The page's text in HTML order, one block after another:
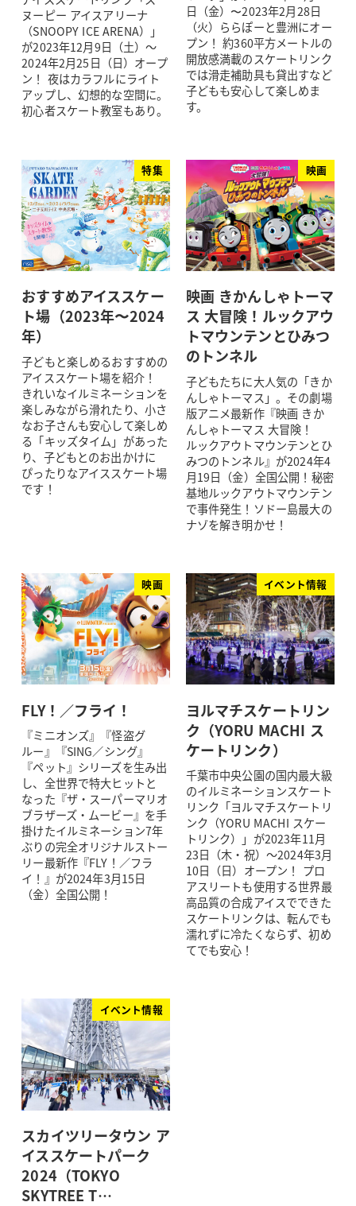
ヌーピー アイスアリーナ
（SNOOPY ICE ARENA）」
が2023年12月9日（土）～
2024年2月25日（日）オープ
ン！ 夜はカラフルにライト
アップし、幻想的な空間に。
初心者スケート教室もあり。
日（金）〜2023年2月28日
（火）ららぽーと豊洲にオー
プン！ 約360平方メートルの
開放感満載のスケートリンク
では滑走補助具も貸出すなど
子どもも安心して楽しめま
す。
特集
おすすめアイススケー
ト場（2023年〜2024
年）
子どもと楽しめるおすすめの
アイススケート場を紹介！
きれいなイルミネーションを
楽しみながら滑れたり、小さ
なお子さんも安心して楽しめ
る「キッズタイム」があった
り、子どもとのお出かけに
ぴったりなアイススケート場
です！
映画
映画 きかんしゃトーマ
ス 大冒険！ルックアウ
トマウンテンとひみつ
のトンネル
子どもたちに大人気の「きか
んしゃトーマス」。その劇場
版アニメ最新作『映画 きか
んしゃトーマス 大冒険！
ルックアウトマウンテンとひ
みつのトンネル』が2024年4
月19日（金）全国公開！秘密
基地ルックアウトマウンテン
で事件発生！ソドー島最大の
ナゾを解き明かせ！
映画
FLY！／フライ！
『ミニオンズ』『怪盗グ
ルー』『SING／シング』
『ペット』シリーズを生み出
し、全世界で特大ヒットと
なった『ザ・スーパーマリオ
ブラザーズ・ムービー』を手
掛けたイルミネーション7年
ぶりの完全オリジナルストー
リー最新作『FLY！／フラ
イ！』が2024年3月15日
（金）全国公開！
イベント情報
ヨルマチスケートリン
ク（YORU MACHI ス
ケートリンク）
千葉市中央公園の国内最大級
のイルミネーションスケート
リンク「ヨルマチスケートリ
ンク（YORU MACHI スケー
トリンク）」が2023年11月
23日（木・祝）～2024年3月
10日（日）オープン！ プロ
アスリートも使用する世界最
高品質の合成アイスでできた
スケートリンクは、転んでも
濡れずに冷たくならず、初め
てでも安心！
イベント情報
スカイツリータウン ア
イススケートパーク
2024（TOKYO
SKYTREE T…